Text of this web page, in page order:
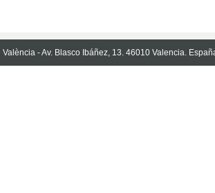
- Av. Blasco Ibáñez, 13. 46010 Valencia.